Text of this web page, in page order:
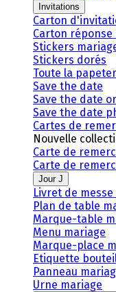
Invitations
Carton
Carton réponse
Stickers
Stickers dorés
Toute la
Save the date
Save the date
Save the date
Cartes de
Nouvelle
Carte de
Carte de
Jour J
Livret de
Plan de table
Marque-table
Menu mariage
Marque-place
Etiquette
Panneau
Urne mariage